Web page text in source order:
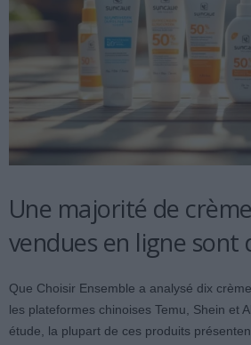
Une majorité de
vendues en ligne sont
Que Choisir Ensemble a analysé dix
les plateformes chinoises Temu, Shein et
étude, la plupart de ces produits